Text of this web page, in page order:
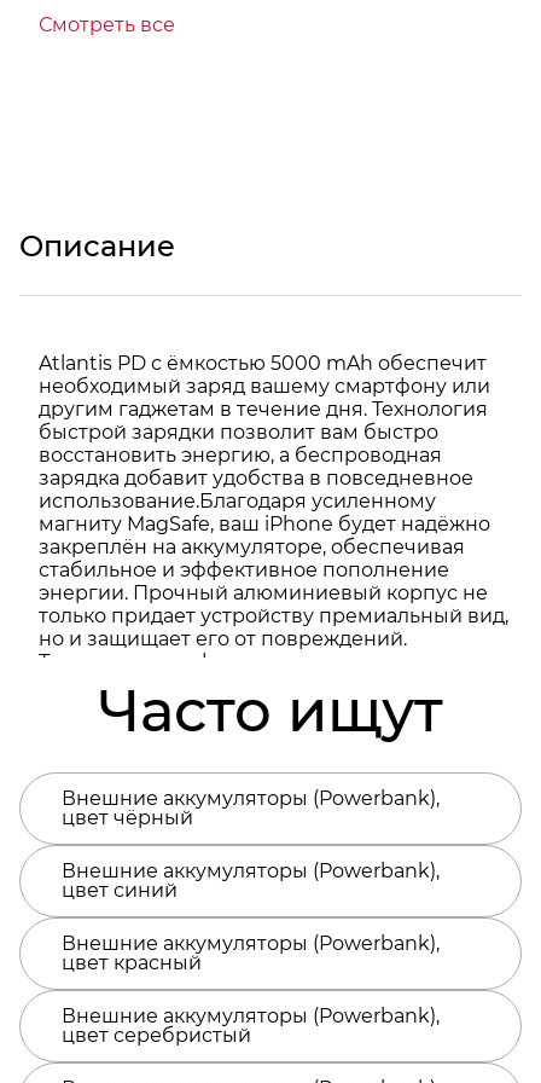
Смотреть все
Описание
Atlantis PD с ёмкостью 5000 mAh обеспечит
необходимый заряд вашему смартфону или
другим гаджетам в течение дня. Технология
быстрой зарядки позволит вам быстро
восстановить энергию, а беспроводная
зарядка добавит удобства в повседневное
использование.Благодаря усиленному
магниту MagSafe, ваш iPhone будет надёжно
закреплён на аккумуляторе, обеспечивая
стабильное и эффективное пополнение
энергии. Прочный алюминиевый корпус не
только придает устройству премиальный вид,
но и защищает его от повреждений.
Техническая информация размещена на
аксессуар, отражающий ваш стиль при
помощи УФ-печати или гравировки!
полимернаяЁмкость: 5000mAhБыстрая
зарядка: Power Delivery (PD) 22.5WМатериал
корпуса: ABS-пластик + алюминийВход Type-C:
5V/3А, 9V/2А, 12V/1.5А (PD 18W)Выход Type-C:
5V/3А, 9V/2А, 12V/1.67АБеспроводная зарядка:
5W/7.5W/10W/15WВремя зарядки: 2
часаИндикатор заряда:
ЕстьКомплектация:Кабель Type-C/Type-C
(PD)Подарочная коробка с блистером (без
окошка)Руководство
пользователяРекомендации:Для зарядки
iPhone используйте оригинальные кабели
Apple.Заряжайте аккумулятор каждые 3
месяца, даже при отсутствии
Часто ищут
Внешние аккумуляторы (Powerbank),
цвет чёрный
Внешние аккумуляторы (Powerbank),
цвет синий
Внешние аккумуляторы (Powerbank),
цвет красный
Внешние аккумуляторы (Powerbank),
цвет серебристый